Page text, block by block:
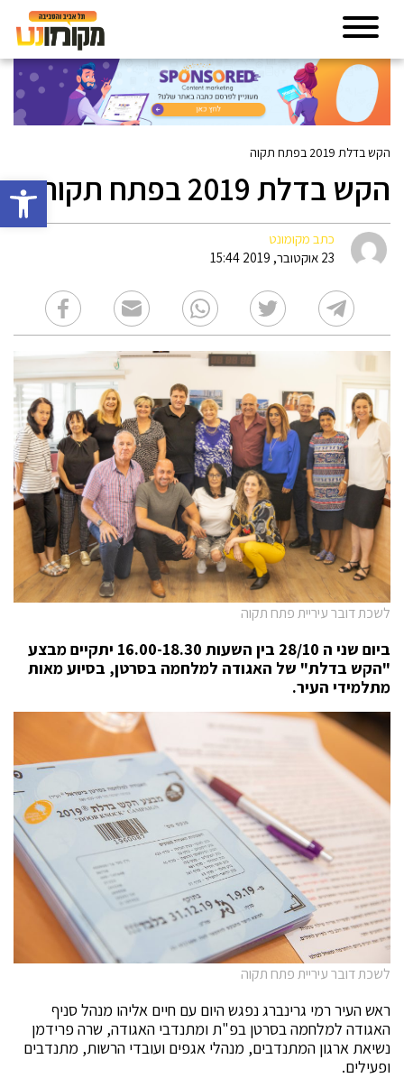
פתח
הקש בדלת 2019 בפתח תקוה
הקש בדלת 2019 בפתח תקוה
כתב מקומונט
23 אוקטובר, 2019 15:44
לשכת דובר עיריית פתח תקוה
ביום שני ה 28/10 בין השעות 16.00-18.30 יתקיים מבצע
"הקש בדלת" של האגודה למלחמה בסרטן, בסיוע מאות
מתלמידי העיר.
לשכת דובר עיריית פתח תקוה
ראש העיר רמי גרינברג נפגש היום עם חיים אליהו מנהל סניף
האגודה למלחמה בסרטן בפ"ת ומתנדבי האגודה, שרה פרידמן
נשיאת ארגון המתנדבים, מנהלי אגפים ועובדי הרשות, מתנדבים
ופעילים.